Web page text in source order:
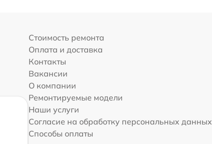
Стоимость ремонта
Оплата и доставка
Контакты
Вакансии
О компании
Ремонтируемые модели
Наши услуги
Согласие на обработку персональных данных
Способы оплаты